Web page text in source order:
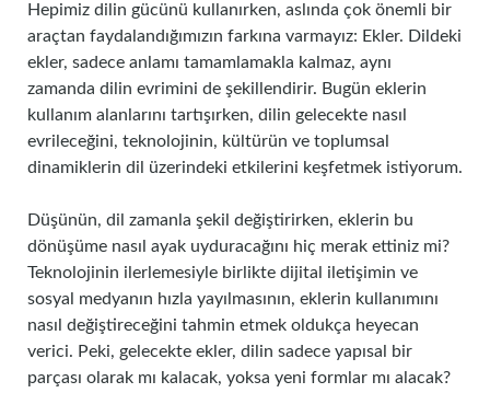
Hepimiz dilin gücünü kullanırken, aslında çok önemli bir
araçtan faydalandığımızın farkına varmayız: Ekler. Dildeki
ekler, sadece anlamı tamamlamakla kalmaz, aynı
zamanda dilin evrimini de şekillendirir. Bugün eklerin
kullanım alanlarını tartışırken, dilin gelecekte nasıl
evrileceğini, teknolojinin, kültürün ve toplumsal
dinamiklerin dil üzerindeki etkilerini keşfetmek istiyorum.
Düşünün, dil zamanla şekil değiştirirken, eklerin bu
dönüşüme nasıl ayak uyduracağını hiç merak ettiniz mi?
Teknolojinin ilerlemesiyle birlikte dijital iletişimin ve
sosyal medyanın hızla yayılmasının, eklerin kullanımını
nasıl değiştireceğini tahmin etmek oldukça heyecan
verici. Peki, gelecekte ekler, dilin sadece yapısal bir
parçası olarak mı kalacak, yoksa yeni formlar mı alacak?